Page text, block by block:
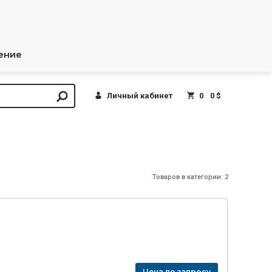
Личный кабинет 0 0 $
Товаров в категории: 2